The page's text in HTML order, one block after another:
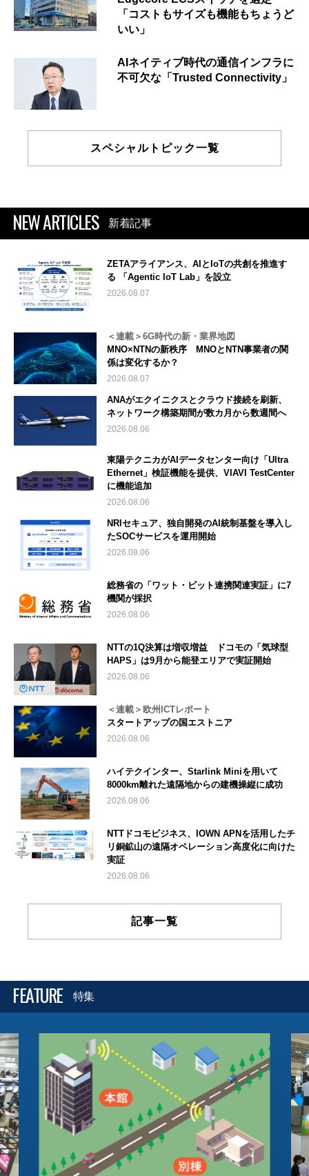
「コストもサイズも機能もちょうど
いい」
AIネイティブ時代の通信インフラに
不可欠な「Trusted Connectivity」
スペシャルトピック一覧
NEW ARTICLES 新着記事
ZETAアライアンス、AIとIoTの共創を推進す
る 「Agentic IoT Lab」を設立
2026.08.07
＜連載＞6G時代の新・業界地図
MNO×NTNの新秩序 MNOとNTN事業者の関
係は変化するか？
2026.08.07
ANAがエクイニクスとクラウド接続を刷新、
ネットワーク構築期間が数カ月から数週間へ
2026.08.06
東陽テクニカがAIデータセンター向け「Ultra
Ethernet」検証機能を提供、VIAVI TestCenter
に機能追加
2026.08.06
NRIセキュア、独自開発のAI統制基盤を導入し
たSOCサービスを運用開始
2026.08.06
総務省の「ワット・ビット連携関連実証」に7
機関が採択
2026.08.06
NTTの1Q決算は増収増益 ドコモの「気球型
HAPS」は9月から能登エリアで実証開始
2026.08.06
＜連載＞欧州ICTレポート
スタートアップの国エストニア
2026.08.06
ハイテクインター、Starlink Miniを用いて
8000km離れた遠隔地からの建機操縦に成功
2026.08.06
NTTドコモビジネス、IOWN APNを活用したチ
リ銅鉱山の遠隔オペレーション高度化に向けた
実証
2026.08.06
記事一覧
FEATURE 特集